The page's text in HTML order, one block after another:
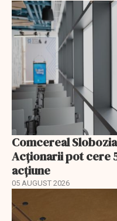
Comcereal
Acționarii pot cere
acțiune
05 AUGUST 2026